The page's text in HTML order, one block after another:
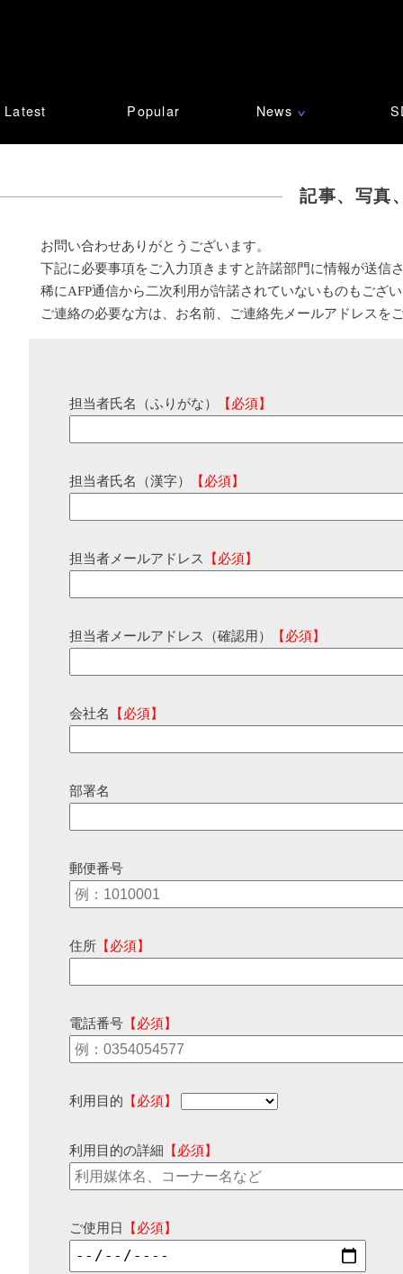
Latest Popular News ∨
記事、写真
お問い合わせありがとうございます。
下記に必要事項をご入力頂きますと許諾部門に情報が送信
稀にAFP通信から二次利用が許諾されていないものもござ
ご連絡の必要な方は、お名前、ご連絡先メールアドレスを
担当者氏名（ふりがな） 【必須】
担当者氏名（漢字） 【必須】
担当者メールアドレス 【必須】
担当者メールアドレス（確認用） 【必須】
会社名 【必須】
部署名
郵便番号
住所 【必須】
電話番号 【必須】
利用目的 【必須】
利用目的の詳細 【必須】
ご使用日 【必須】